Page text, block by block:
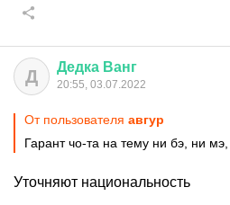
Д Дедка Ванг
20:55, 03.07.2022
От пользователя авгуp
Гарант чо-та на тему ни бэ, ни
Уточняют национальность